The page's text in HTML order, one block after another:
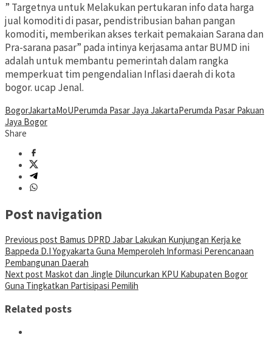
” Targetnya untuk Melakukan pertukaran info data harga
jual komoditi di pasar, pendistribusian bahan pangan
komoditi, memberikan akses terkait pemakaian Sarana dan
Pra-sarana pasar” pada intinya kerjasama antar BUMD ini
adalah untuk membantu pemerintah dalam rangka
memperkuat tim pengendalian Inflasi daerah di kota
bogor. ucap Jenal.
BogorJakartaMoUPerumda Pasar Jaya JakartaPerumda Pasar Pakuan
Jaya Bogor
Share
Post navigation
Previous post Bamus DPRD Jabar Lakukan Kunjungan Kerja ke
Bappeda D.I Yogyakarta Guna Memperoleh Informasi Perencanaan
Pembangunan Daerah
Next post Maskot dan Jingle Diluncurkan KPU Kabupaten Bogor
Guna Tingkatkan Partisipasi Pemilih
Related posts